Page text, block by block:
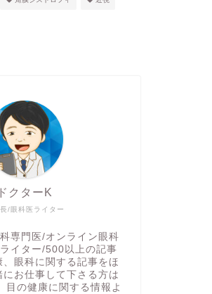
/眼科医ライター
ドクターK
専門医/オンライン眼科
イター/500以上の記事
眼科に関する記事をほ
お仕事して下さる方は
目の健康に関する情報よ